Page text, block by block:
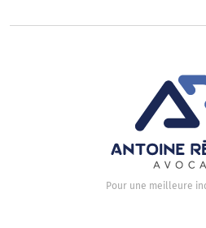
Pour une meilleure